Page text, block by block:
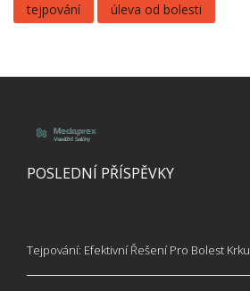
tejpování úleva od bolesti
POSLEDNÍ PŘÍSPĚVKY
Tejpování: Efektivní Řešení Pro Bolest Krku